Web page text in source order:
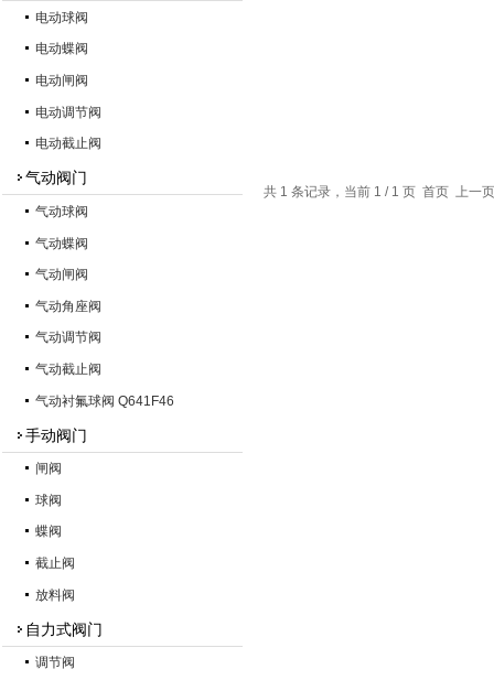
电动球阀
电动蝶阀
电动闸阀
电动调节阀
电动截止阀
气动阀门
气动球阀
气动蝶阀
气动闸阀
气动角座阀
气动调节阀
气动截止阀
气动衬氟球阀 Q641F46
手动阀门
闸阀
球阀
蝶阀
截止阀
放料阀
自力式阀门
调节阀
共 1 条记录，当前 1 / 1 页 首页 上一